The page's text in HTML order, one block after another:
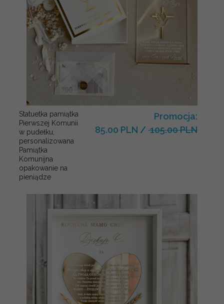
Statuetka pamiątka
Pierwszej Komunii
w pudełku,
personalizowana
Pamiątka
Komunijna
opakowanie na
pieniądze
Promocja:
85.00 PLN / 105.00 PLN